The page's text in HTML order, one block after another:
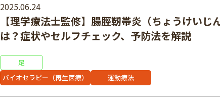
2025.06.24
【理学療法士監修】腸脛靭帯炎（ちょうけいじ
は？症状やセルフチェック、予防法を解説
足
バイオセラピー（再生医療）
運動療法